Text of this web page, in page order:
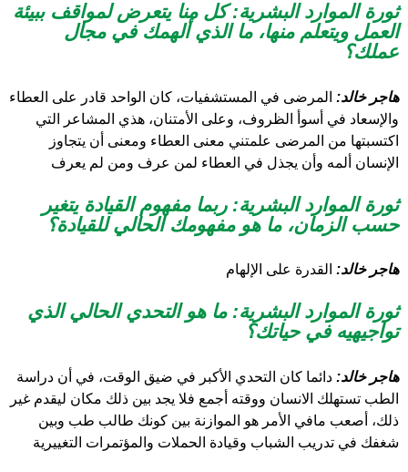
ثورة الموارد البشرية: كل منا يتعرض لمواقف ببيئة
العمل ويتعلم منها، ما الذي ألهمك في مجال
عملك؟
هاجر خالد: المرضى في المستشفيات، كان الواحد قادر على العطاء
والإسعاد في أسوأ الظروف، وعلى الأمتنان، هذي المشاعر التي
اكتسبتها من المرضى علمتني معنى العطاء ومعنى أن يتجاوز
الإنسان ألمه وأن يجذل في العطاء لمن عرف ومن لم يعرف
ثورة الموارد البشرية: ربما مفهوم القيادة يتغير
حسب الزمان، ما هو مفهومك الحالي للقيادة؟
هاجر خالد: القدرة على الإلهام
ثورة الموارد البشرية: ما هو التحدي الحالي الذي
تواجيهيه في حياتك؟
هاجر خالد: دائما كان التحدي الأكبر في ضيق الوقت، في أن دراسة
الطب تستهلك الانسان ووقته أجمع فلا يجد بين ذلك مكان ليقدم غير
ذلك، أصعب مافي الأمر هو الموازنة بين كونك طالب طب وبين
شغفك في تدريب الشباب وقيادة الحملات والمؤتمرات التغييرية